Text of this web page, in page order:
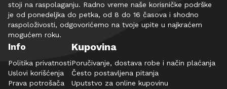
stoji na raspolaganju. Radno vreme naše korisničke podrške
je od ponedeljka do petka, od 8 do 16 časova i shodno
raspoloživosti, odgovorićemo na tvoje upite u najkraćem
mogućem roku.
Info
Politika privatnosti
Uslovi korišćenja
Prava potrošača
Kupovina
Poručivanje, dostava robe i način plaćanja
Često postavljena pitanja
Uputstvo za online kupovinu